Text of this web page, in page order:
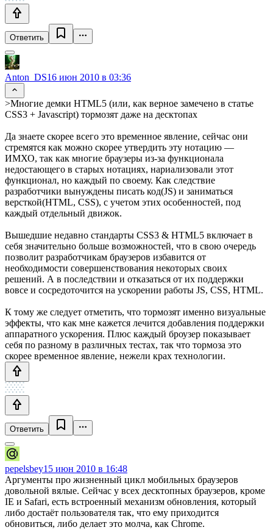
Ответить
Anton_DS16 июн 2010 в 03:36
>Многие демки HTML5 (или, как верное замечено в статье
CSS3 + Javascript) тормозят даже на десктопах
Да знаете скорее всего это временное явление, сейчас они
стремятся как можно скорее утвердить эту нотацию —
ИМХО, так как многие браузеры из-за функционала
недостающего в старых нотациях, нариализовали этот
функционал, но каждый по своему. Как следствие
разработчики вынуждены писать код(JS) и заниматься
версткой(HTML, CSS), с учетом этих особенностей, под
каждый отдельный движок.
Вышедшие недавно стандарты CSS3 & HTML5 включает в
себя значительно больше возможностей, что в свою очередь
позволит разработчикам браузеров избавится от
необходимости совершенствования некоторых своих
решений. А в последствии и отказаться от их поддержки
вовсе и сосредоточится на ускорении работы JS, CSS, HTML.
К тому же следует отметить, что тормозят именно визуальные
эффекты, что как мне кажется лечится добавления поддержки
аппаратного ускорения. Плюс каждый броузер показывает
себя по разному в различных тестах, так что тормоза это
скорее временное явление, нежели крах технологии.
Ответить
pepelsbey15 июн 2010 в 16:48
Аргументы про жизненный цикл мобильных браузеров
довольной вялые. Сейчас у всех десктопных браузеров, кроме
IE и Safari, есть встроенный механизм обновления, который
либо достаёт пользователя так, что ему приходится
обновиться, либо делает это молча, как Chrome.